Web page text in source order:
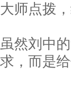
大师点拨
虽然刘中
求，而是